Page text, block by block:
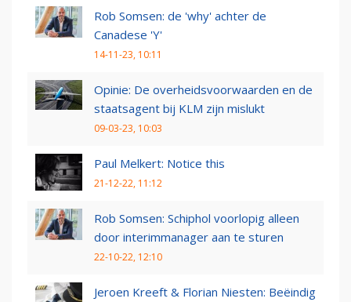
Rob Somsen: de 'why' achter de
Canadese 'Y'
14-11-23, 10:11
Opinie: De overheidsvoorwaarden en de
staatsagent bij KLM zijn mislukt
09-03-23, 10:03
Paul Melkert: Notice this
21-12-22, 11:12
Rob Somsen: Schiphol voorlopig alleen
door interimmanager aan te sturen
22-10-22, 12:10
Jeroen Kreeft & Florian Niesten: Beëindig